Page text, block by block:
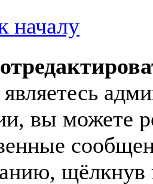
началу
вы можете